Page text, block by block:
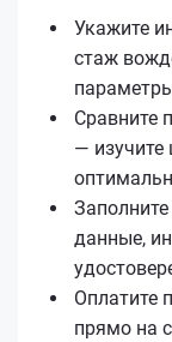
Укажите
стаж
Сравните
— изучите
данные,
Оплатите
прямо на